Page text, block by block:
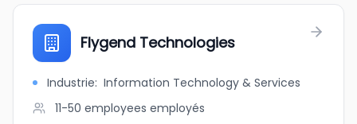
Flygend Technologies
Industrie: Information Technology & Services
11-50 employees employés